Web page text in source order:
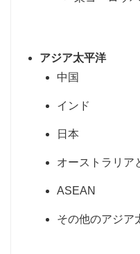
アジア太平洋
中国
インド
日本
オーストラリア
ASEAN
その他のアジア